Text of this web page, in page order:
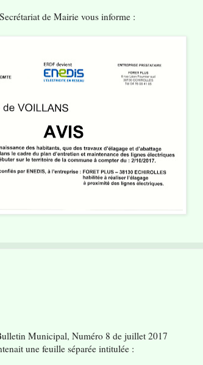
de Mairie vous informe :
Municipal, Numéro 8 de juillet 2017
une feuille séparée intitulée :